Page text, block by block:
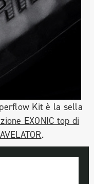
Kit è la sella
EXONIC top di
.